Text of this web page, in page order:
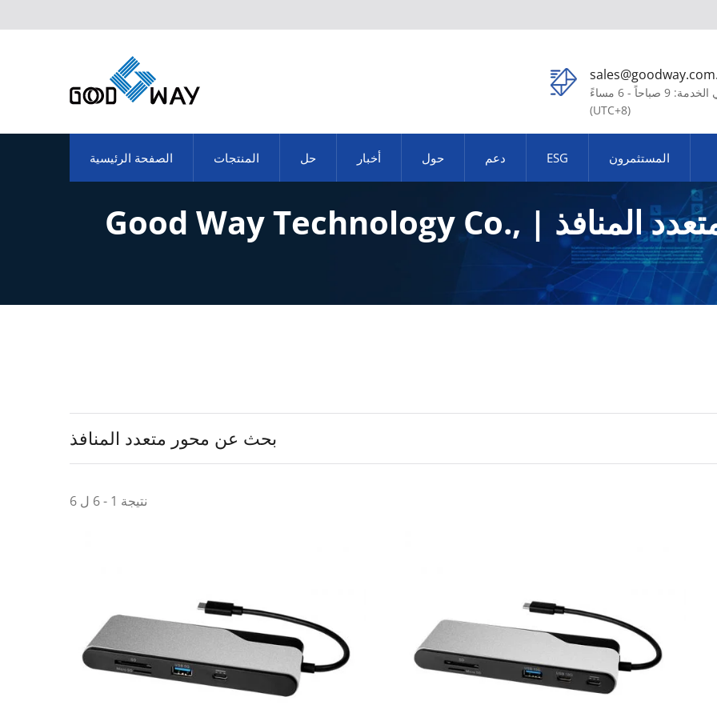
في الخدمة: 9 صباحاً - 6 مساءً
(UTC+8)
الصفحة الرئيسية المنتجات حل أخبار حول دعم ESG المستثمرون
نتائج البحث عن محور متعدد المنافذ | Good Way Technology Co.,
بحث عن محور متعدد المنافذ
نتيجة 1 - 6 ل 6